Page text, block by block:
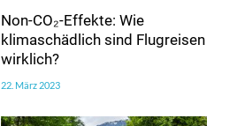
Non-CO₂-Effekte: Wie
klimaschädlich sind Flugreisen
wirklich?
22. März 2023